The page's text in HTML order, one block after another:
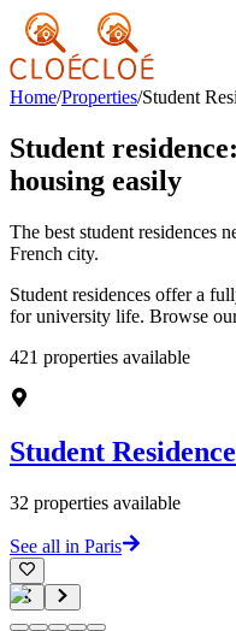
Home/Properties/Student
Student
housing easily
The best student residences
French city.
Student residences offer a
for university life. Browse
421 properties available
Student Residence
32 properties available
See all in Paris